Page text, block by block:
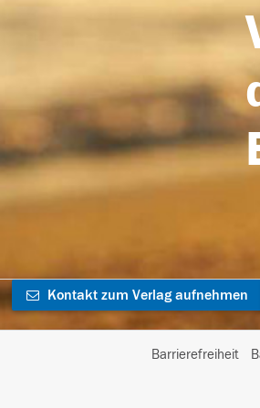
Kontakt zum Verlag aufnehmen
Barrierefreiheit